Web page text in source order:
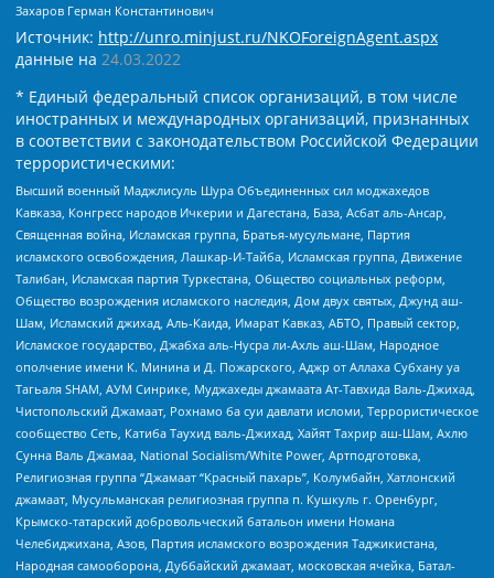
Захаров Герман Константинович
Источник: http://unro.minjust.ru/NKOForeignAgent.aspx
данные на 24.03.2022
* Единый федеральный список организаций, в том числе
иностранных и международных организаций, признанных
в соответствии с законодательством Российской Федерации
террористическими:
Высший военный Маджлисуль Шура Объединенных сил моджахедов
Кавказа, Конгресс народов Ичкерии и Дагестана, База, Асбат аль-Ансар,
Священная война, Исламская группа, Братья-мусульмане, Партия
исламского освобождения, Лашкар-И-Тайба, Исламская группа, Движение
Талибан, Исламская партия Туркестана, Общество социальных реформ,
Общество возрождения исламского наследия, Дом двух святых, Джунд аш-
Шам, Исламский джихад, Аль-Каида, Имарат Кавказ, АБТО, Правый сектор,
Исламское государство, Джабха аль-Нусра ли-Ахль аш-Шам, Народное
ополчение имени К. Минина и Д. Пожарского, Аджр от Аллаха Субхану уа
Тагьаля SHAM, АУМ Синрике, Муджахеды джамаата Ат-Тавхида Валь-Джихад,
Чистопольский Джамаат, Рохнамо ба суи давлати исломи, Террористическое
сообщество Сеть, Катиба Таухид валь-Джихад, Хайят Тахрир аш-Шам, Ахлю
Сунна Валь Джамаа, National Socialism/White Power, Артподготовка,
Религиозная группа “Джамаат “Красный пахарь”, Колумбайн, Хатлонский
джамаат, Мусульманская религиозная группа п. Кушкуль г. Оренбург,
Крымско-татарский добровольческий батальон имени Номана
Челебиджихана, Азов, Партия исламского возрождения Таджикистана,
Народная самооборона, Дуббайский джамаат, московская ячейка, Батал-